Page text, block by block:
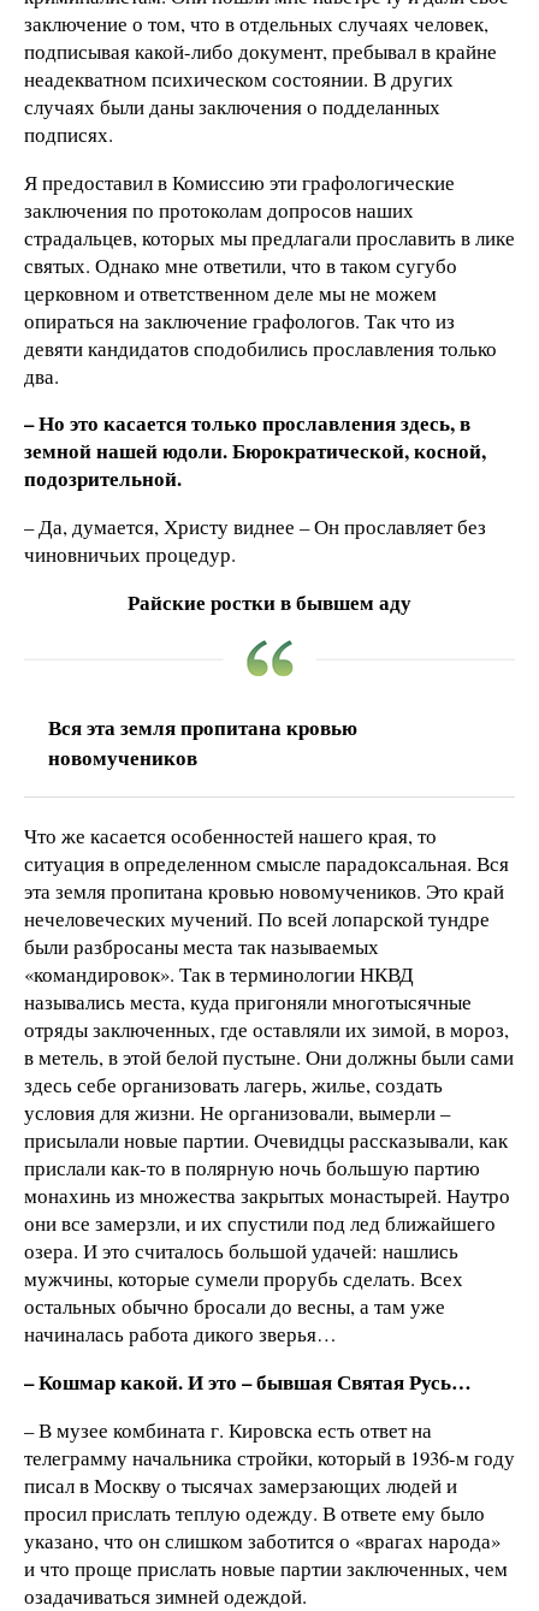
заключение о том, что в отдельных случаях человек,
подписывая какой-либо документ, пребывал в крайне
неадекватном психическом состоянии. В других
случаях были даны заключения о подделанных
подписях.
Я предоставил в Комиссию эти графологические
заключения по протоколам допросов наших
страдальцев, которых мы предлагали прославить в лике
святых. Однако мне ответили, что в таком сугубо
церковном и ответственном деле мы не можем
опираться на заключение графологов. Так что из
девяти кандидатов сподобились прославления только
два.
– Но это касается только прославления здесь, в
земной нашей юдоли. Бюрократической, косной,
подозрительной.
– Да, думается, Христу виднее – Он прославляет без
чиновничьих процедур.
Райские ростки в бывшем аду
Вся эта земля пропитана кровью
новомучеников
Что же касается особенностей нашего края, то
ситуация в определенном смысле парадоксальная. Вся
эта земля пропитана кровью новомучеников. Это край
нечеловеческих мучений. По всей лопарской тундре
были разбросаны места так называемых
«командировок». Так в терминологии НКВД
назывались места, куда пригоняли многотысячные
отряды заключенных, где оставляли их зимой, в мороз,
в метель, в этой белой пустыне. Они должны были сами
здесь себе организовать лагерь, жилье, создать
условия для жизни. Не организовали, вымерли –
присылали новые партии. Очевидцы рассказывали, как
прислали как-то в полярную ночь большую партию
монахинь из множества закрытых монастырей. Наутро
они все замерзли, и их спустили под лед ближайшего
озера. И это считалось большой удачей: нашлись
мужчины, которые сумели прорубь сделать. Всех
остальных обычно бросали до весны, а там уже
начиналась работа дикого зверья…
– Кошмар какой. И это – бывшая Святая Русь…
– В музее комбината г. Кировска есть ответ на
телеграмму начальника стройки, который в 1936-м году
писал в Москву о тысячах замерзающих людей и
просил прислать теплую одежду. В ответе ему было
указано, что он слишком заботится о «врагах народа»
и что проще прислать новые партии заключенных, чем
озадачиваться зимней одеждой.